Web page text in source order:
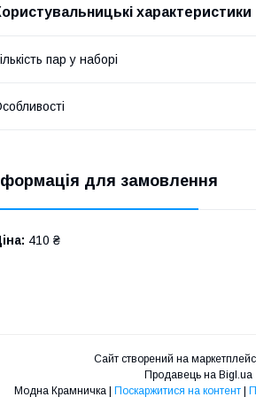
характеристики
пар у наборі
для замовлення
410 ₴
Сайт створений на
Продавець на Bigl.ua
Модна Крамничка | Поскаржитися на контент |